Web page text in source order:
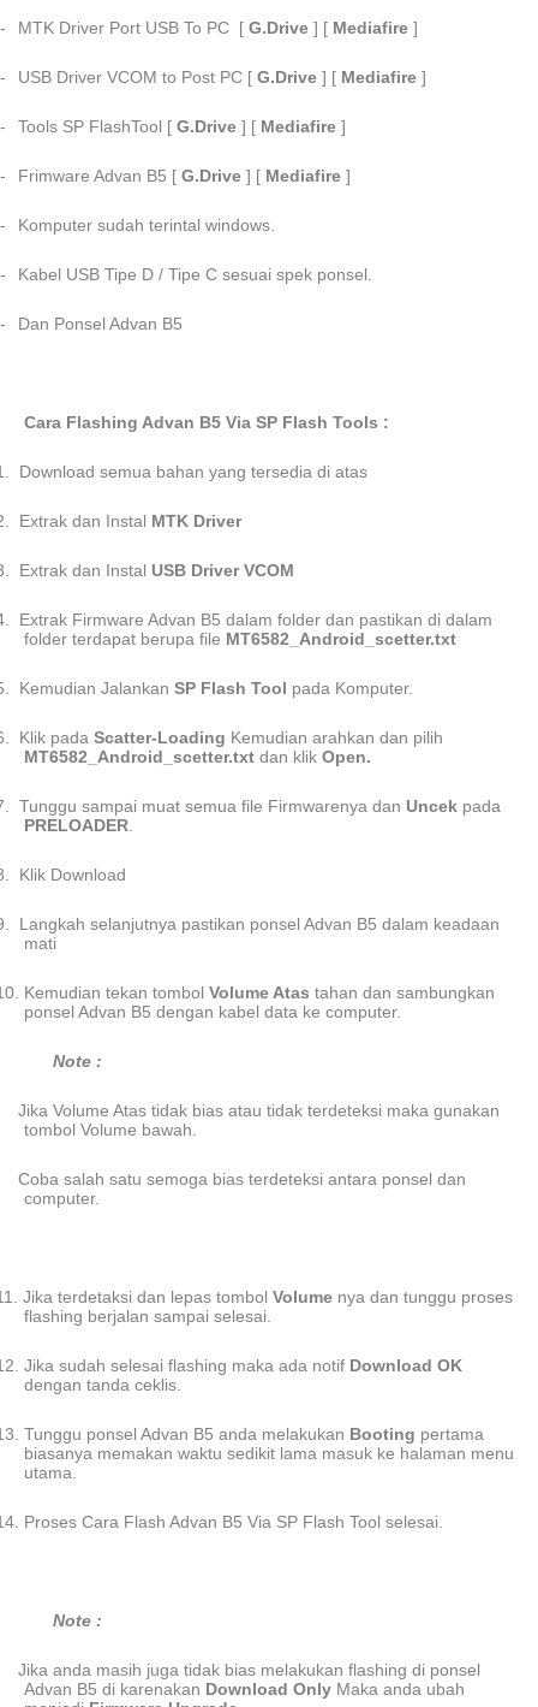
- MTK Driver Port USB To PC [G.Drive ] [ Mediafire ]
- USB Driver VCOM to Post PC [G.Drive ] [ Mediafire ]
- Tools SP FlashTool [G.Drive ] [ Mediafire ]
- Frimware Advan B5 [G.Drive ] [ Mediafire ]
- Komputer sudah terintal windows.
- Kabel USB Tipe D / Tipe C sesuai spek ponsel.
- Dan Ponsel Advan B5
Cara Flashing Advan B5 Via SP Flash Tools :
Download semua bahan yang tersedia di atas
Extrak dan Instal MTK Driver
Extrak dan Instal USB Driver VCOM
Extrak Firmware Advan B5 dalam folder dan pastikan di dalam
folder terdapat berupa file MT6582_Android_scetter.txt
Kemudian Jalankan SP Flash Tool pada Komputer.
Klik pada Scatter-Loading Kemudian arahkan dan pilih
MT6582_Android_scetter.txt dan klik Open.
Tunggu sampai muat semua file Firmwarenya dan Uncek pada
PRELOADER
Klik Download
Langkah selanjutnya pastikan ponsel Advan B5 dalam keadaan
mati
Kemudian tekan tombol Volume Atas tahan dan sambungkan
ponsel Advan B5 dengan kabel data ke computer.
Note :
Jika Volume Atas tidak bias atau tidak terdeteksi maka gunakan
tombol Volume bawah.
Coba salah satu semoga bias terdeteksi antara ponsel dan
computer.
Jika terdetaksi dan lepas tombol Volume nya dan tunggu proses
flashing berjalan sampai selesai.
Jika sudah selesai flashing maka ada notif Download OK
dengan tanda ceklis.
Tunggu ponsel Advan B5 anda melakukan Booting pertama
biasanya memakan waktu sedikit lama masuk ke halaman menu
utama.
Proses Cara Flash Advan B5 Via SP Flash Tool selesai.
Note :
Jika anda masih juga tidak bias melakukan flashing di ponsel
Advan B5 di karenakan Download Only Maka anda ubah